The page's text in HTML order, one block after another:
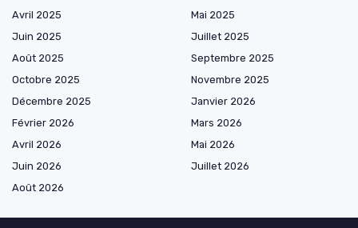
Avril 2025
Mai 2025
Juin 2025
Juillet 2025
Août 2025
Septembre 2025
Octobre 2025
Novembre 2025
Décembre 2025
Janvier 2026
Février 2026
Mars 2026
Avril 2026
Mai 2026
Juin 2026
Juillet 2026
Août 2026